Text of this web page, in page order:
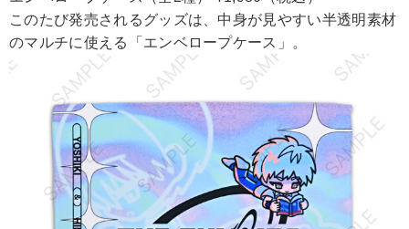
このたび発売されるグッズは、中身が見やすい半透明素材
のマルチに使える「エンベロープケース」。